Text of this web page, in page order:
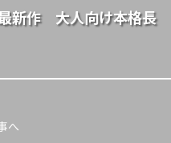
最新作 大人向け本格長
へ